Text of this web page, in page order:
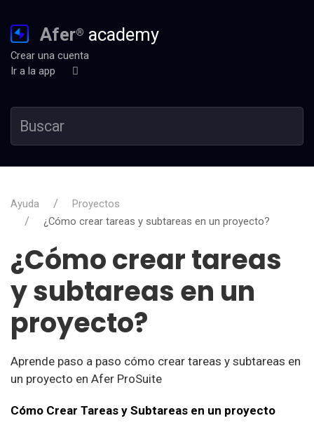
Afer® academy
Crear una cuenta
Ir a la app
Ayuda
Proyectos
¿Cómo crear tareas y subtareas en un proyecto?
¿Cómo crear tareas
y subtareas en un
proyecto?
Aprende paso a paso cómo crear tareas y subtareas en
un proyecto en Afer ProSuite
Cómo Crear Tareas y Subtareas en un proyecto